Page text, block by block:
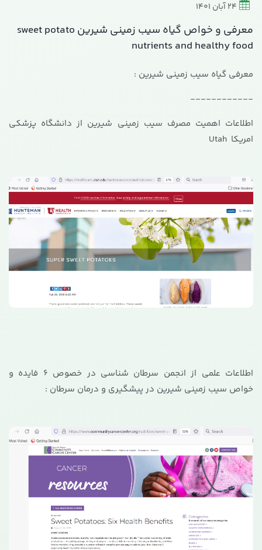
24 آبان 1401
معرفی و خواص گیاه سیب زمینی شیرین sweet potato
nutrients and healthy food
معرفی گیاه سیب زمینی شیرین :
------------
اطلاعات اهمیت مصرف سیب زمینی شیرین از دانشگاه پزشکی
امریکا Utah
اطلاعات علمی از انجمن سرطان شناسی در خصوص 6 فایده و
خواص سیب زمینی شیرین در پیشگیری و درمان سرطان :